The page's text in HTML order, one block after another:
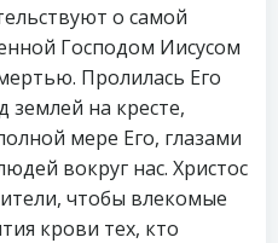
о самой
Господом Иисусом
Пролилась Его
землей на кресте,
мере Его, глазами
вокруг нас. Христос
чтобы влекомые
крови тех, кто